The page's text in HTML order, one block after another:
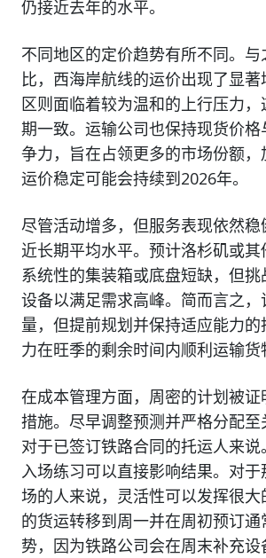
仍接近去年的水平。
不同地区的定价趋势有所不同。
比，西海岸航线的运价出现了显
区则面临着较为温和的上行压力
期一致。运输公司也保持现货价
争力，旨在占领更多的市场份额
运价稳定可能会持续到2026年。
尽管活动增多，但服务表现依然
近长期平均水平。预计洛杉矶或
系统性的集装箱或底盘短缺，但
设备以满足需求高峰。简而言之，
量，但提前规划并保持适应能力
力在旺季的剩余时间内顺利运输货
在成本管理方面，周密的计划被
措施。尽早调整预测并严格分配
对于已签订铁路合同的托运人来
入场练习可以直接影响结果。对
场的人来说，灵活性可以发挥很大
的货运转移到周一并在周初预订
势，因为铁路公司会在周末补充设